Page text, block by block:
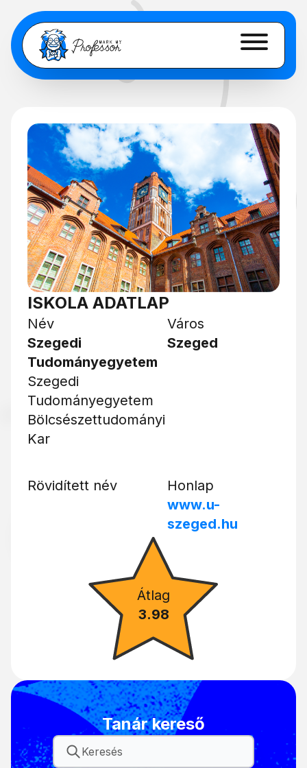
ISKOLA ADATLAP
Név
Szegedi
Tudományegyetem
Szegedi
Tudományegyetem
Bölcsészettudományi
Kar
Város
Szeged
Rövidített név
Honlap
www.u-
szeged.hu
Átlag
3.98
Tanár kereső